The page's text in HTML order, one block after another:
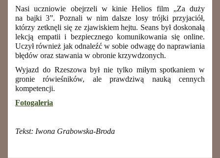
Nasi uczniowie obejrzeli w kinie Helios film „Za duży
na bajki 3”. Poznali w nim dalsze losy trójki przyjaciół,
którzy zetknęli się ze zjawiskiem hejtu. Seans był doskonałą
lekcją empatii i bezpiecznego komunikowania się online.
Uczył również jak odnaleźć w sobie odwagę do naprawiania
błędów oraz stawania w obronie krzywdzonych.
Wyjazd do Rzeszowa był nie tylko miłym spotkaniem w
gronie rówieśników, ale prawdziwą nauką cennych
kompetencji.
Fotogaleria
Tekst: Iwona Grabowska-Broda